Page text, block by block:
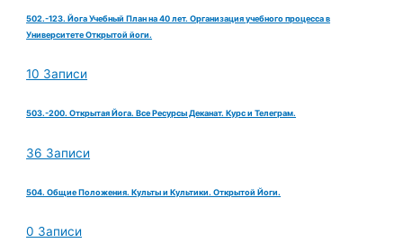
502.-123. Йога Учебный План на 40 лет. Организация учебного процесса в
Университете Открытой йоги.
10 Записи
503.-200. Открытая Йога. Все Ресурсы Деканат. Курс и Телеграм.
36 Записи
504. Общие Положения. Культы и Культики. Открытой Йоги.
0 Записи